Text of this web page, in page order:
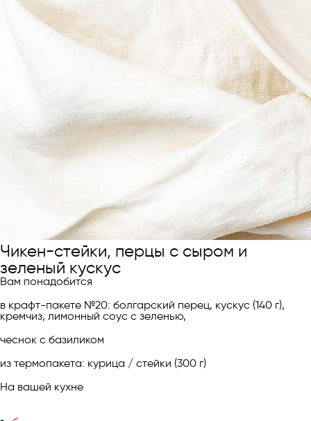
Чикен-стейки, перцы c сыром и
зеленый кускус
Вам понадобится
в крафт-пакете №20: болгарский перец, кускус (140 г),
кремчиз, лимонный соус с зеленью,
чеснок с базиликом
из термопакета: курица / стейки (300 г)
На вашей кухне